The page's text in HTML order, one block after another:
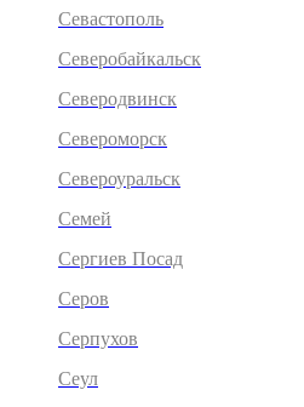
Севастополь
Северобайкальск
Северодвинск
Североморск
Североуральск
Семей
Сергиев Посад
Серов
Серпухов
Сеул